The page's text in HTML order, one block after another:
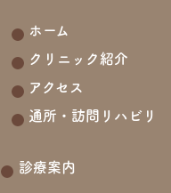
ホーム
クリニック紹介
アクセス
通所・訪問リハビリ
診療案内